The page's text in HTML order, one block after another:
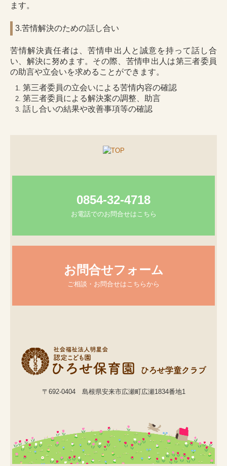
ます。
3.苦情解決のための話し合い
苦情解決責任者は、苦情申出人と誠意を持って話し合
い、解決に努めます。その際、苦情申出人は第三者委員
の助言や立会いを求めることができます。
第三者委員の立会いによる苦情内容の確認
第三者委員による解決案の調整、助言
話し合いの結果や改善事項等の確認
0854-32-4718
お電話でのお問合せはこちら
お問合せフォーム
ご相談・お問合せはこちらから
〒692-0404 島根県安来市広瀬町広瀬1834番地1